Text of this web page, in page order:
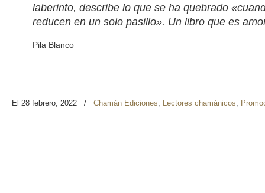
laberinto, describe lo que se ha quebrado
reducen en un solo pasillo». Un libro que es
Pila Blanco
El 28 febrero, 2022 / Chamán Ediciones Lectores chamánicos